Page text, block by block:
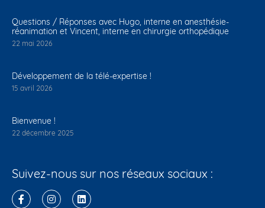
Questions / Réponses avec Hugo, interne en anesthésie-
réanimation et Vincent, interne en chirurgie orthopédique
22 mai 2026
Développement de la télé-expertise !
15 avril 2026
Bienvenue !
22 décembre 2025
Suivez-nous sur nos réseaux sociaux :